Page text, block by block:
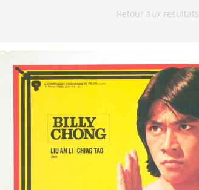
Retour aux résultats